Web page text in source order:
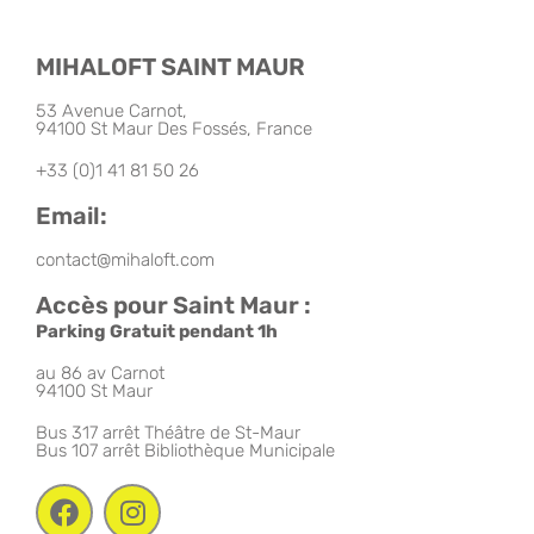
MIHALOFT SAINT MAUR
53 Avenue Carnot,
94100 St Maur Des Fossés, France
+33 (0)1 41 81 50 26
Email:
contact@mihaloft.com
Accès pour Saint Maur :
Parking Gratuit pendant 1h
au 86 av Carnot
94100 St Maur
Bus 317 arrêt Théâtre de St-Maur
Bus 107 arrêt Bibliothèque Municipale